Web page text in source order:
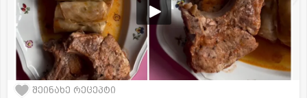
შეინახე რეცეპტი